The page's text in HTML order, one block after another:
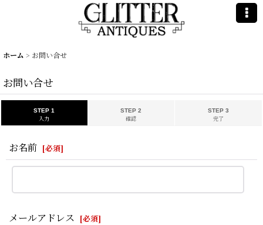
ホーム > お問い合せ
お問い合せ
STEP 1
入力
STEP 2
確認
STEP 3
完了
お名前 [必須]
メールアドレス [必須]